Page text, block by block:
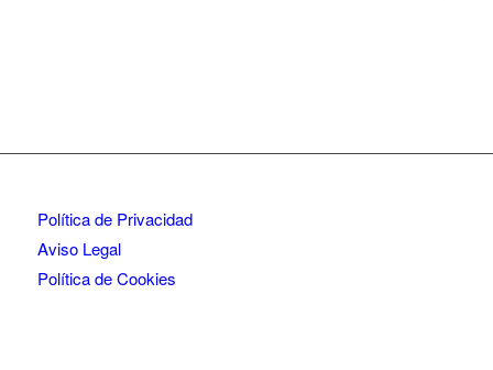
Política de Privacidad
Aviso Legal
Política de Cookies